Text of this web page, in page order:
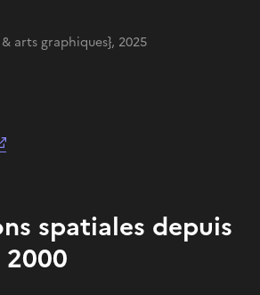
arts graphiques}, 2025
spatiales depuis
2000